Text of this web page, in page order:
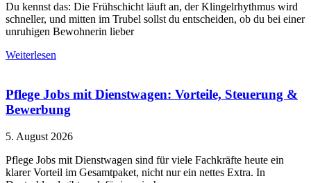
Du kennst das: Die Frühschicht läuft an, der Klingelrhythmus wird
schneller, und mitten im Trubel sollst du entscheiden, ob du bei einer
unruhigen Bewohnerin lieber
Weiterlesen
Pflege Jobs mit Dienstwagen: Vorteile, Steuerung &
Bewerbung
5. August 2026
Pflege Jobs mit Dienstwagen sind für viele Fachkräfte heute ein
klarer Vorteil im Gesamtpaket, nicht nur ein nettes Extra. In